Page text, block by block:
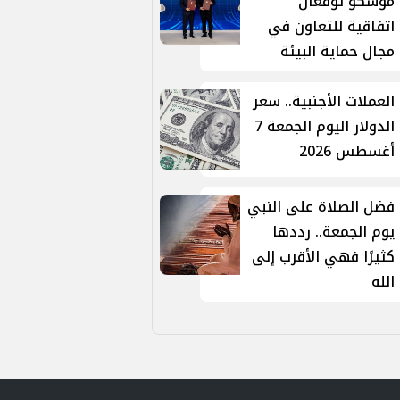
اتفاقية للتعاون في
مجال حماية البيئة
العملات الأجنبية.. سعر
الدولار اليوم الجمعة 7
أغسطس 2026
فضل الصلاة على النبي
يوم الجمعة.. رددها
كثيرًا فهي الأقرب إلى
الله